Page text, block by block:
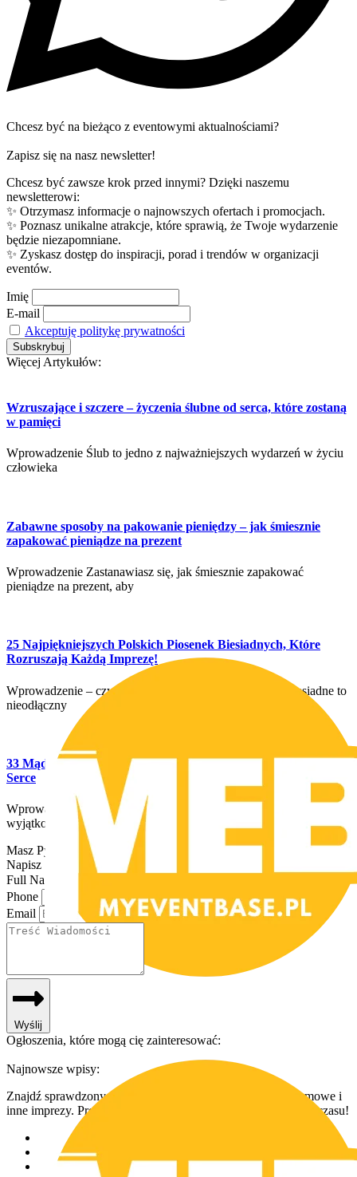
Chcesz być na bieżąco z eventowymi aktualnościami?
Zapisz się na nasz newsletter!
Chcesz być zawsze krok przed innymi? Dzięki naszemu
newsletterowi:
✨ Otrzymasz informacje o najnowszych ofertach i promocjach.
✨ Poznasz unikalne atrakcje, które sprawią, że Twoje wydarzenie
będzie niezapomniane.
✨ Zyskasz dostęp do inspiracji, porad i trendów w organizacji
eventów.
Imię
E-mail
Akceptuję politykę prywatności
Więcej Artykułów:
Wzruszające i szczere – życzenia ślubne od serca, które zostaną
w pamięci
Wprowadzenie Ślub to jedno z najważniejszych wydarzeń w życiu
człowieka
Zabawne sposoby na pakowanie pieniędzy – jak śmiesznie
zapakować pieniądze na prezent
Wprowadzenie Zastanawiasz się, jak śmiesznie zapakować
pieniądze na prezent, aby
25 Najpiękniejszych Polskich Piosenek Biesiadnych, Które
Rozruszają Każdą Imprezę!
Wprowadzenie – czym są piosenki biesiadne? Piosenki biesiadne to
nieodłączny
33 Mądre Życzenia z Okazji Rocznicy Ślubu, Które Poruszą
Serce
Wprowadzenie – znaczenie rocznicy ślubu Rocznica ślubu to
wyjątkowy moment
Masz Pytania?
Napisz do nas!
Full Name
Phone
Email
Wyślij
Ogłoszenia, które mogą cię zainteresować:
Najnowsze wpisy:
Znajdź sprawdzonych usługodawców na wesela, eventy firmowe i
inne imprezy. Prosty dostęp, różnorodne oferty i oszczędność czasu!